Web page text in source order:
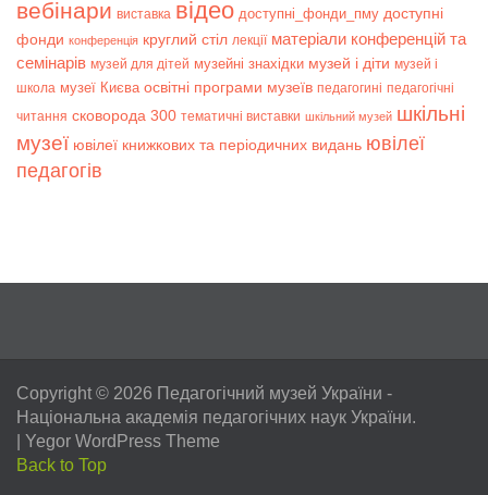
вебінари виставка відео доступні_фонди_пму доступні
фонди конференція круглий стіл лекції матеріали конференцій та
семінарів музей для дітей музейні знахідки музей і діти музей і
школа музеї Києва освітні програми музеїв педагогині педагогічні
читання сковорода 300 тематичні виставки шкільний музей шкільні
музеї ювілеї книжкових та періодичних видань ювілеї
педагогів
Copyright © 2026 Педагогічний музей України -
Національна академія педагогічних наук України.
Yegor WordPress Theme
Back to Top